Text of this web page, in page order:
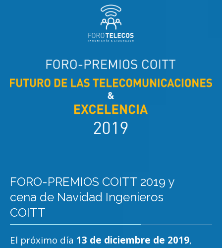
FORO-PREMIOS COITT 2019 y
cena de Navidad Ingenieros
COITT
El próximo día 13 de diciembre de 2019,